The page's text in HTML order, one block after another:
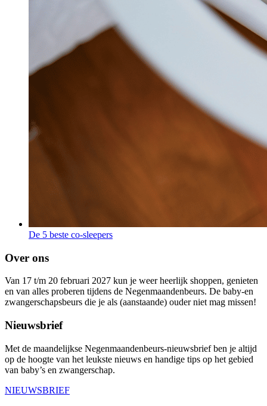
De 5 beste co-sleepers
Over ons
Van 17 t/m 20 februari 2027 kun je weer heerlijk shoppen, genieten
en van alles proberen tijdens de Negenmaandenbeurs. De baby-en
zwangerschapsbeurs die je als (aanstaande) ouder niet mag missen!
Nieuwsbrief
Met de maandelijkse Negenmaandenbeurs-nieuwsbrief ben je altijd
op de hoogte van het leukste nieuws en handige tips op het gebied
van baby’s en zwangerschap.
NIEUWSBRIEF